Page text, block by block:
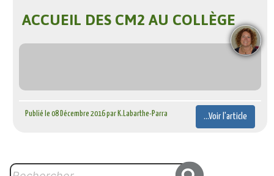
ACCUEIL DES CM2 AU COLLÈGE
...Voir l'article
Publié le 08 Décembre 2016 par K.Labarthe-Parra